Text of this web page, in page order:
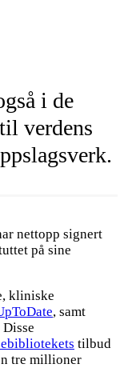
i de
verdens
nettopp signert
på sine
kliniske
, samt
Disse
tilbud
tre millioner